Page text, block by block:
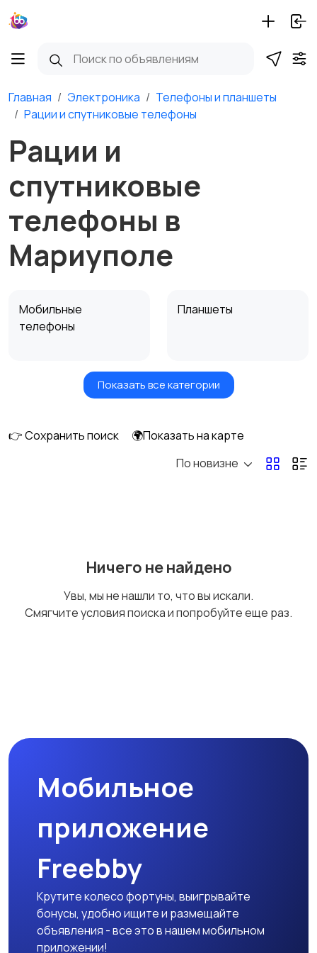
Главная Электроника
Телефоны и планшеты
Рации и спутниковые телефоны
Рации и
спутниковые
телефоны в
Мариуполе
Мобильные
телефоны
Планшеты
Умные часы и
Стационарные
Запчасти
аккумуляторы
Показать все категории
👉 Сохранить поиск
🌍Показать на карте
По новизне
Ничего не найдено
Увы, мы не нашли то, что вы искали.
Смягчите условия поиска и попробуйте еще раз.
Мобильное
приложение
Freebby
Крутите колесо фортуны, выигрывайте
бонусы, удобно ищите и размещайте
объявления - все это в нашем мобильном
приложении!